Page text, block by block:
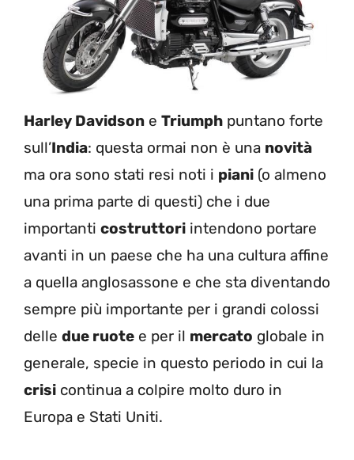
Harley Davidson e Triumph puntano forte
sull’India: questa ormai non è una novità
ma ora sono stati resi noti i piani (o almeno
una prima parte di questi) che i due
importanti costruttori intendono portare
avanti in un paese che ha una cultura affine
a quella anglosassone e che sta diventando
sempre più importante per i grandi colossi
delle due ruote e per il mercato globale in
generale, specie in questo periodo in cui la
crisi continua a colpire molto duro in
Europa e Stati Uniti.